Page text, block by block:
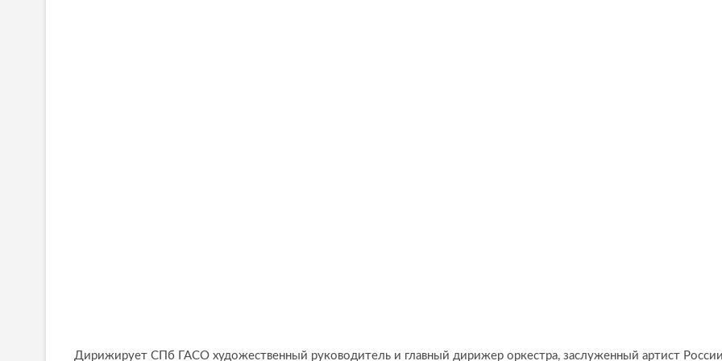
Дирижирует СПб ГАСО художественный руководитель и главный дирижер оркестра, заслуженный артист